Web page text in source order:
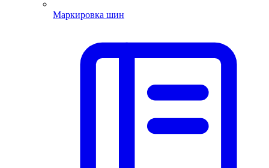
Маркировка шин